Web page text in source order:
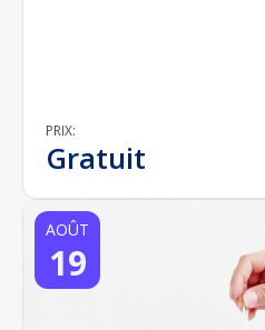
PRIX:
Gratuit
AOÛT
19